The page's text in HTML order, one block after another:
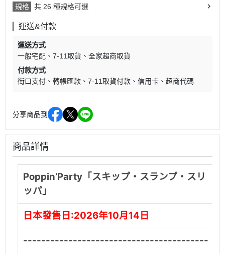
規格 共 26 種規格可選
運送&付款
運送方式
一般宅配
7-11取貨
全家超商取貨
付款方式
街口支付
轉帳匯款 7-11取貨付款 信用卡 超商代碼
分享商品到
商品詳情
Poppin’Party「スキップ・スランプ・スリ
ッパ」
日本發售日:2026年10月14日
-----------------------------------------